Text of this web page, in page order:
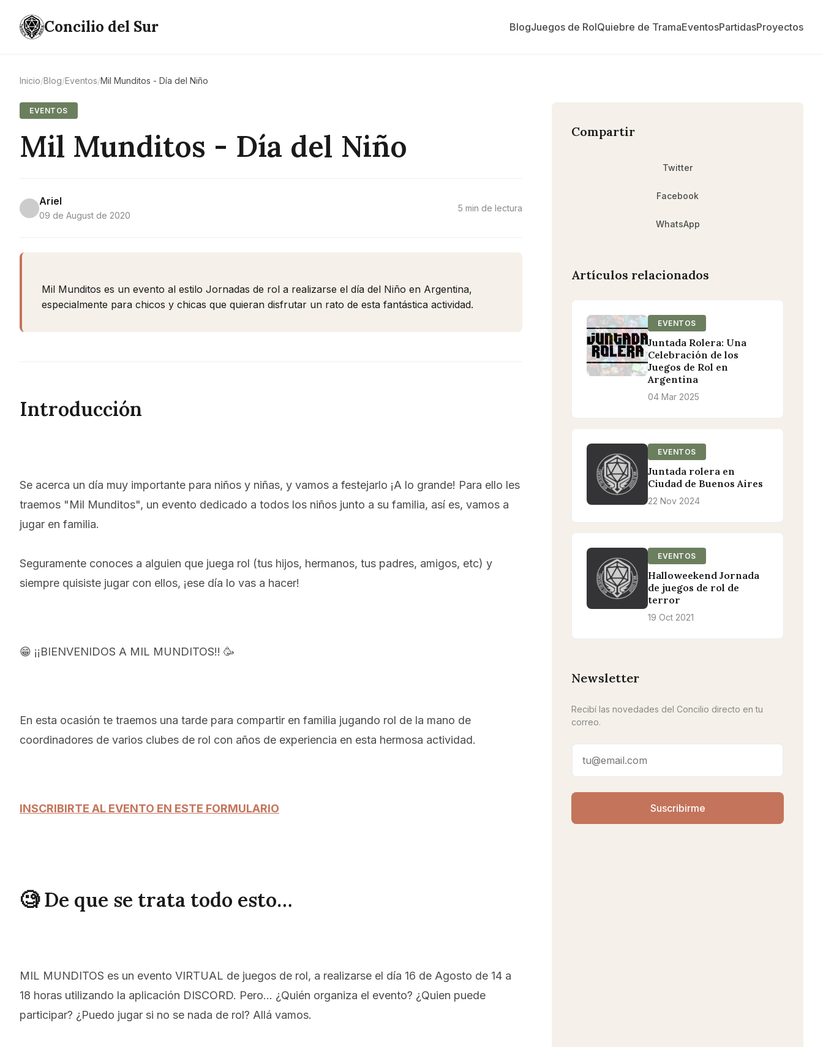
Concilio del Sur BlogJuegos de RolQuiebre de TramaEventosPartidasProyectos
Inicio/Blog/Eventos/Mil Munditos - Día del Niño
EVENTOS
Mil Munditos - Día del Niño
Ariel
09 de August de 2020
5 min de lectura
Mil Munditos es un evento al estilo Jornadas de rol a realizarse el día del Niño en Argentina,
especialmente para chicos y chicas que quieran disfrutar un rato de esta fantástica actividad.
Introducción
Se acerca un día muy importante para niños y niñas, y vamos a festejarlo ¡A lo grande! Para ello les
traemos "Mil Munditos", un evento dedicado a todos los niños junto a su familia, así es, vamos a
jugar en familia.
Seguramente conoces a alguien que juega rol (tus hijos, hermanos, tus padres, amigos, etc) y
siempre quisiste jugar con ellos, ¡ese día lo vas a hacer!
😁 ¡¡BIENVENIDOS A MIL MUNDITOS!! 🥳
En esta ocasión te traemos una tarde para compartir en familia jugando rol de la mano de
coordinadores de varios clubes de rol con años de experiencia en esta hermosa actividad.
INSCRIBIRTE AL EVENTO EN ESTE FORMULARIO
🧐 De que se trata todo esto…
MIL MUNDITOS es un evento VIRTUAL de juegos de rol, a realizarse el día 16 de Agosto de 14 a
18 horas utilizando la aplicación DISCORD. Pero… ¿Quién organiza el evento? ¿Quien puede
participar? ¿Puedo jugar si no se nada de rol? Allá vamos.
Compartir
Twitter
Facebook
WhatsApp
Artículos relacionados
EVENTOS
Juntada Rolera: Una
Celebración de los
Juegos de Rol en
Argentina
04 Mar 2025
EVENTOS
Juntada rolera en
Ciudad de Buenos Aires
22 Nov 2024
EVENTOS
Halloweekend Jornada
de juegos de rol de
terror
19 Oct 2021
Newsletter
Recibí las novedades del Concilio directo en tu
correo.
Suscribirme